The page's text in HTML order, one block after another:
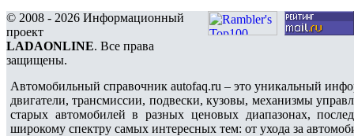
© 2008 - 2026 Информационный
проект
LADAONLINE. Все права
защищены.
Автомобильный справочник autofaq.ru – это уникальный
двигатели, трансмиссии, подвески, кузовы, механизмы
старых автомобилей в разных ценовых диапазонах,
широкому спектру самых интересных тем: от ухода за